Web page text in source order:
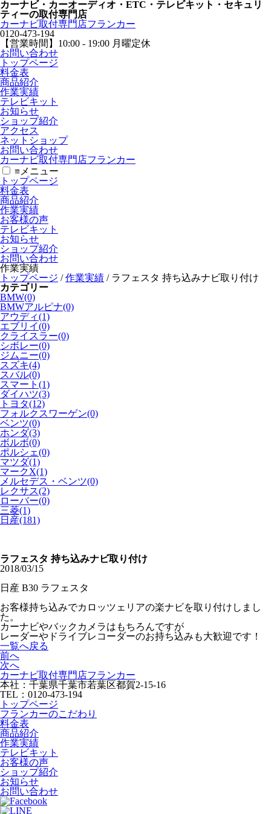
カーナビ・カーオーディオ・ETC・テレビキット・セキュリ
ティーの取付専門店
カーナビ取付専⾨店フランカー
0120-473-194
【営業時間】 10:00 - 19:00 月曜定休
お問い合わせ
トップページ
料金表
商品紹介
作業実績
テレビキット
お知らせ
ショップ紹介
アクセス
ネットショップ
お問い合わせ
カーナビ取付専⾨店フランカー
≡ メニュー
トップページ
料金表
商品紹介
作業実績
お客様の声
テレビキット
お知らせ
ショップ紹介
お問い合わせ
作業実績
トップページ /作業実績 / ラフェスタ 持ち込みナビ取り付け
カテゴリー
BMW(0)
BMWアルピナ(0)
アウディ(1)
エブリイ(0)
クライスラー(0)
シボレー(0)
ジムニー(0)
スズキ(4)
スバル(0)
スマート(1)
ダイハツ(3)
トヨタ(12)
フォルクスワーゲン(0)
ベンツ(0)
ホンダ(3)
ボルボ(0)
ポルシェ(0)
マツダ(1)
マークX(1)
メルセデス・ベンツ(0)
レクサス(2)
ローバー(0)
三菱(1)
日産(181)
ラフェスタ 持ち込みナビ取り付け
2018/03/15
日産 B30 ラフェスタ
お客様持ち込みでカロッツェリアの楽ナビを取り付けしまし
た。
カーナビやバックカメラはもちろんですが
レーダーやドライブレコーダーのお持ち込みも大歓迎です！
一覧へ戻る
前へ
次へ
カーナビ取付専⾨店フランカー
本社：千葉県千葉市若葉区都賀2-15-16
TEL：0120-473-194
トップページ
フランカーのこだわり
料金表
商品紹介
作業実績
テレビキット
お客様の声
ショップ紹介
お知らせ
お問い合わせ